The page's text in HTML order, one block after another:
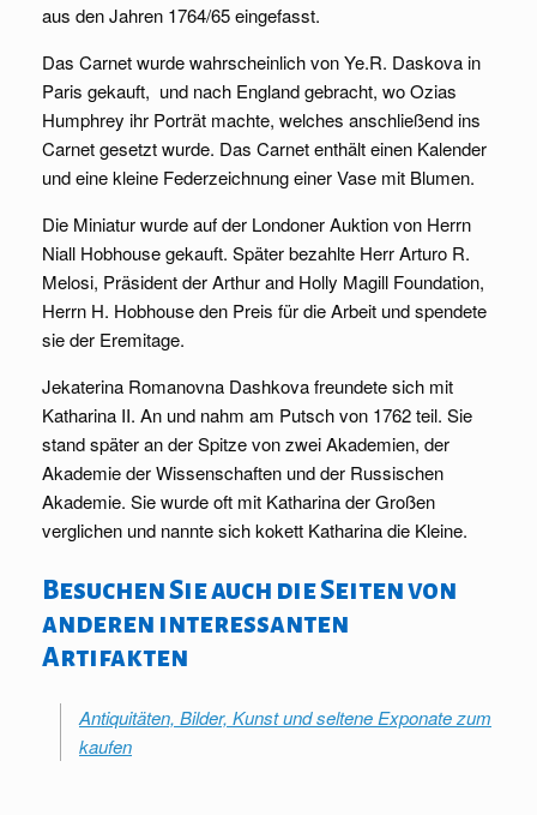
aus den Jahren 1764/65 eingefasst.
Das Carnet wurde wahrscheinlich von Ye.R. Daskova in
Paris gekauft, und nach England gebracht, wo Ozias
Humphrey ihr Porträt machte, welches anschließend ins
Carnet gesetzt wurde. Das Carnet enthält einen Kalender
und eine kleine Federzeichnung einer Vase mit Blumen.
Die Miniatur wurde auf der Londoner Auktion von Herrn
Niall Hobhouse gekauft. Später bezahlte Herr Arturo R.
Melosi, Präsident der Arthur and Holly Magill Foundation,
Herrn H. Hobhouse den Preis für die Arbeit und spendete
sie der Eremitage.
Jekaterina Romanovna Dashkova freundete sich mit
Katharina II. An und nahm am Putsch von 1762 teil. Sie
stand später an der Spitze von zwei Akademien, der
Akademie der Wissenschaften und der Russischen
Akademie. Sie wurde oft mit Katharina der Großen
verglichen und nannte sich kokett Katharina die Kleine.
Besuchen Sie auch die Seiten von
anderen interessanten
Artifakten
Antiquitäten, Bilder, Kunst und seltene Exponate zum
kaufen